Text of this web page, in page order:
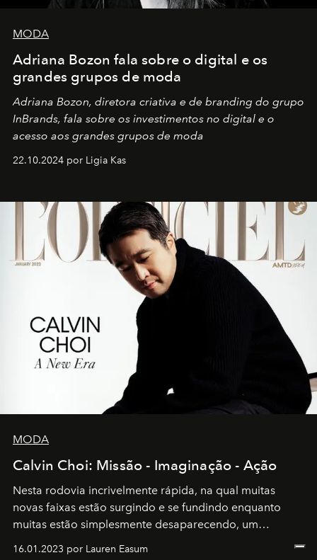
MODA
Adriana Bozon fala sobre o digital e os
grandes grupos de moda
Adriana Bozon, diretora criativa e de branding do grupo
InBrands, fala sobre os investimentos no digital e o
acesso aos grandes grupos de moda
22.10.2024 por Ligia Kas
MODA
Calvin Choi: Missão - Imaginação - Ação
Nesta rodovia incrivelmente rápida, na qual muitas
novas faixas estão surgindo e se fundindo enquanto
muitas estão simplesmente desaparecendo, um
16.01.2023 por Lauren Easum